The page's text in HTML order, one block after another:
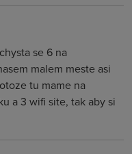
se 6 na
malem meste asi
tu mame na
a 3 wifi site, tak aby si